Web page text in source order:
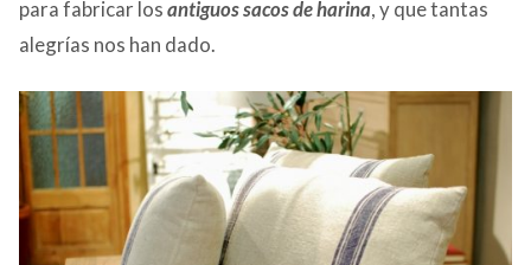
para fabricar losantiguos sacos de harina, y que tantas
alegrías nos han dado.